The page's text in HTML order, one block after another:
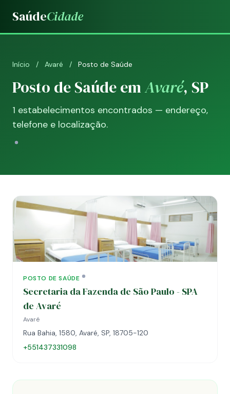
SaúdeCidade
Início / Avaré / Posto de Saúde
Posto de Saúde emAvaré, SP
1 estabelecimentos encontrados — endereço,
telefone e localização.
POSTO DE SAÚDE
Secretaria da Fazenda de São Paulo - SPA
de Avaré
Avaré
Rua Bahia, 1580, Avaré, SP, 18705-120
+551437331098